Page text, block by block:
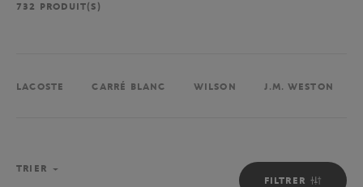
732 PRODUIT(S)
LACOSTE CARRÉ BLANC WILSON J.M. WESTON
FILTRER
TRIER